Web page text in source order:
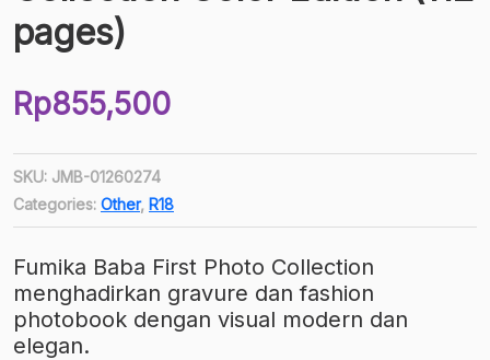
pages)
Rp855,500
SKU: JMB-01260274
Categories: Other, R18
Fumika Baba First Photo Collection
menghadirkan gravure dan fashion
photobook dengan visual modern dan
elegan.